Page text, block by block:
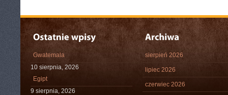
Gwatemala
10 sierpnia, 2026
Egipt
9 sierpnia, 2026
sierpień 2026
lipiec 2026
czerwiec 2026